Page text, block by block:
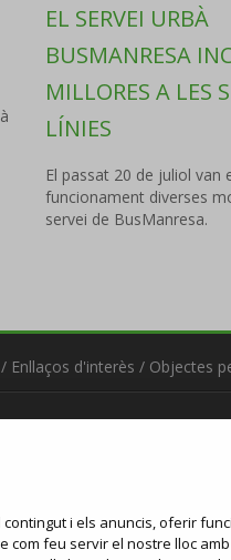
i els anuncis, oferir
com feu servir el nostre lloc
EL SERVEI URBÀ
BUSMANRESA
MILLORES A LES
LÍNIES
El passat 20 de juliol van
funcionament diverses
servei de BusManresa.
/ Enllaços d'interès / Objectes